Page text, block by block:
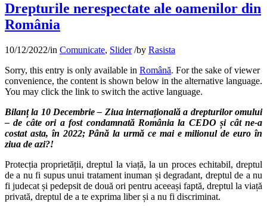
Drepturile nerespectate ale oamenilor din
România
10/12/2022/in Comunicate, Slider /by Rasista
Sorry, this entry is only available in Română. For the sake of viewer
convenience, the content is shown below in the alternative language.
You may click the link to switch the active language.
Bilanț la 10 Decembrie – Ziua internațională a drepturilor omului
– de câte ori a fost condamnată România la CEDO și cât ne-a
costat asta, în 2022; Până la urmă ce mai e milionul de euro în
ziua de azi?!
Protecția proprietății, dreptul la viață, la un proces echitabil, dreptul
de a nu fi supus unui tratament inuman și degradant, dreptul de a nu
fi judecat și pedepsit de două ori pentru aceeași faptă, dreptul la viață
privată, dreptul de a te exprima liber și a nu fi discriminat.